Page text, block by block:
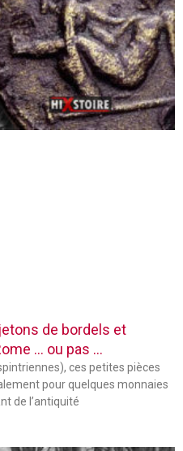
de bordels et
… ou pas …
ces petites pièces
pour quelques monnaies
de l’antiquité